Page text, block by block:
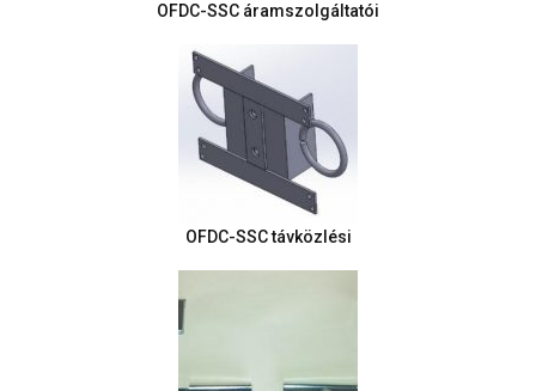
OFDC-SSC áramszolgáltatói
OFDC-SSC távközlési